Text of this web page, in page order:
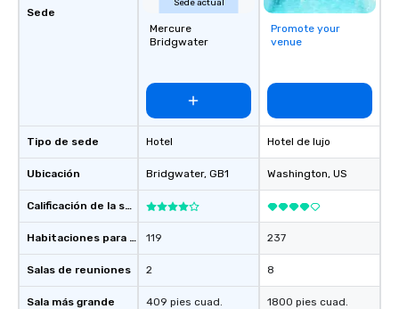
Sede
Tipo de sede
Ubicación
Calificación de la sede
Habitaciones para huéspedes
Salas de reuniones
Sala más grande
Sede actual
Mercure
Bridgwater
Hotel
Bridgwater, GB1
119
2
409 pies cuad.
Promote your
venue
Hotel de lujo
Washington, US
237
8
1800 pies cuad.